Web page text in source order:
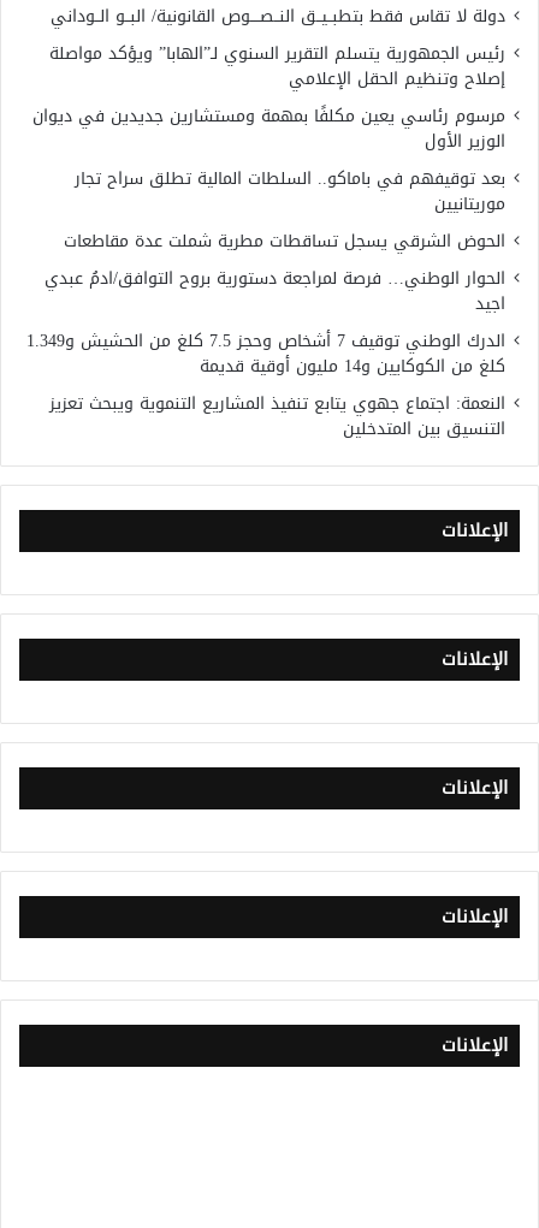
دولة لا تقاس فقط بتطبــيــق النــصــــوص القانونية/ البــو الــوداني
رئيس الجمهورية يتسلم التقرير السنوي لـ”الهابا” ويؤكد مواصلة
إصلاح وتنظيم الحقل الإعلامي
مرسوم رئاسي يعين مكلفًا بمهمة ومستشارين جديدين في ديوان
الوزير الأول
بعد توقيفهم في باماكو.. السلطات المالية تطلق سراح تجار
موريتانيين
الحوض الشرقي يسجل تساقطات مطرية شملت عدة مقاطعات
الحوار الوطني… فرصة لمراجعة دستورية بروح التوافق/ادمُ عبدي
اجيد
الدرك الوطني توقيف 7 أشخاص وحجز 7.5 كلغ من الحشيش و1.349
كلغ من الكوكايين و14 مليون أوقية قديمة
النعمة: اجتماع جهوي يتابع تنفيذ المشاريع التنموية ويبحث تعزيز
التنسيق بين المتدخلين
الإعلانات
الإعلانات
الإعلانات
الإعلانات
الإعلانات